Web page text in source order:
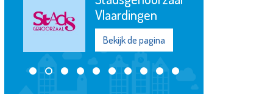
Woningverbetering
Bekijk de pagina